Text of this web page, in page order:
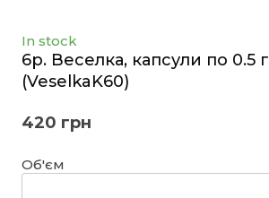
In stock
6p. Веселка, капсули по 0.5 г
(VeselkaK60)
420 грн
Об'єм